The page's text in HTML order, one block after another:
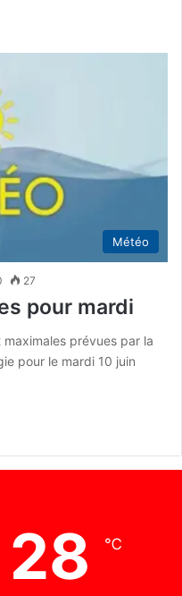
Météo
27
pour mardi
prévues par la
pour le mardi 10 juin
28 ℃